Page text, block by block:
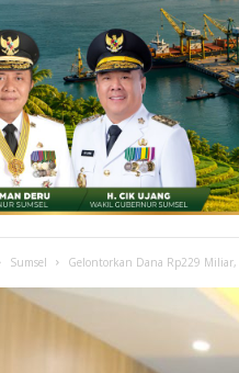
Sumsel Gelontorkan Dana Rp229 Miliar,